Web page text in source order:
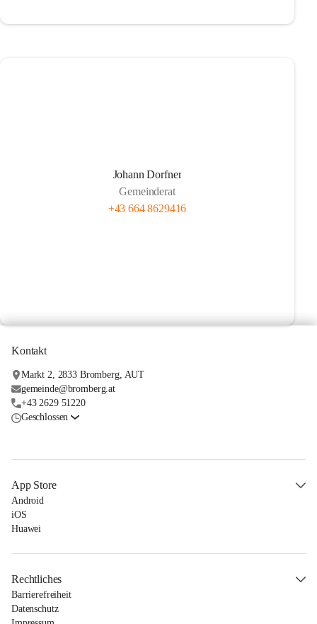
Johann Dorfner
Gemeinderat
+43 664 8629416
Kontakt
Markt 2, 2833 Bromberg, AUT
gemeinde@bromberg.at
+43 2629 51220
Geschlossen
App Store
Android
iOS
Huawei
Rechtliches
Barrierefreiheit
Datenschutz